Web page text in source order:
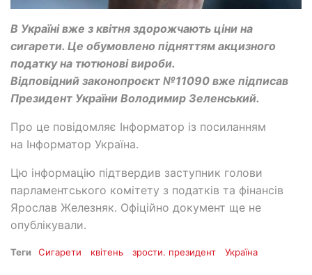
В Україні вже з квітня здорожчають ціни на
сигарети. Це обумовлено підняттям акцизного
податку на тютюнові вироби.
Відповідний законопроєкт №11090 вже підписав
Президент України Володимир Зеленський.
Про це повідомляє Інформатор із посиланням
на Інформатор Україна.
Цю інформацію підтвердив заступник голови
парламентського комітету з податків та фінансів
Ярослав Железняк. Офіційно документ ще не
опублікували.
Теги Сигарети квітень зрости. президент Україна